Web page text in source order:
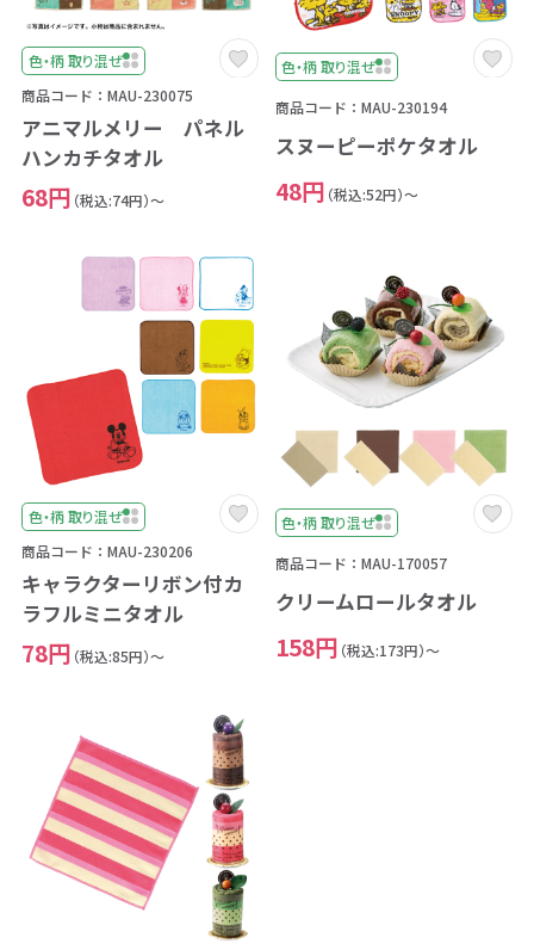
色・柄 取り混ぜ
商品コード：MAU-230075
アニマルメリー パネル
ハンカチタオル
68円 （税込:74円）～
色・柄 取り混ぜ
商品コード：MAU-230194
スヌーピーポケタオル
48円 （税込:52円）～
色・柄 取り混ぜ
商品コード：MAU-230206
キャラクターリボン付カ
ラフルミニタオル
78円 （税込:85円）～
色・柄 取り混ぜ
商品コード：MAU-170057
クリームロールタオル
158円 （税込:173円）～